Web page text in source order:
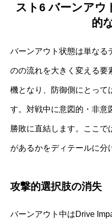
スト6 バーンアウ
的
バーンアウト状態は単なる
のの流れを大きく変える要
機となり、防御側にとって
す。対戦中に意図的・非意
勝敗に直結します。ここで
があるかをディテールに分
攻撃的選択肢の消失
バーンアウト中はDrive